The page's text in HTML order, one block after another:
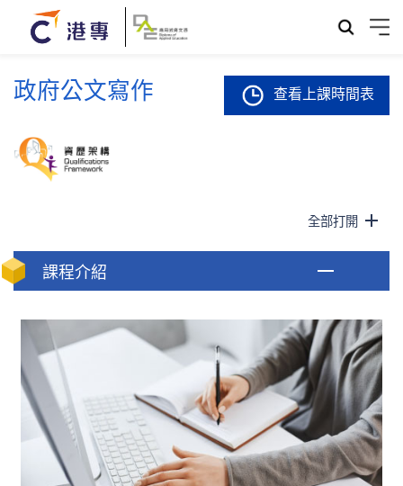
政府公文寫作 查看上課時間表
全部打開
課程介紹